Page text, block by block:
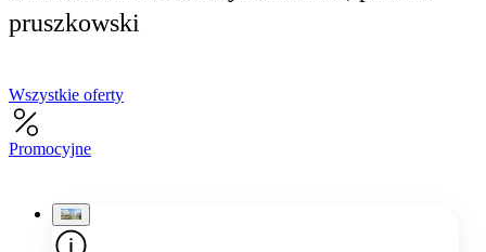
pruszkowski
Wszystkie oferty
Promocyjne